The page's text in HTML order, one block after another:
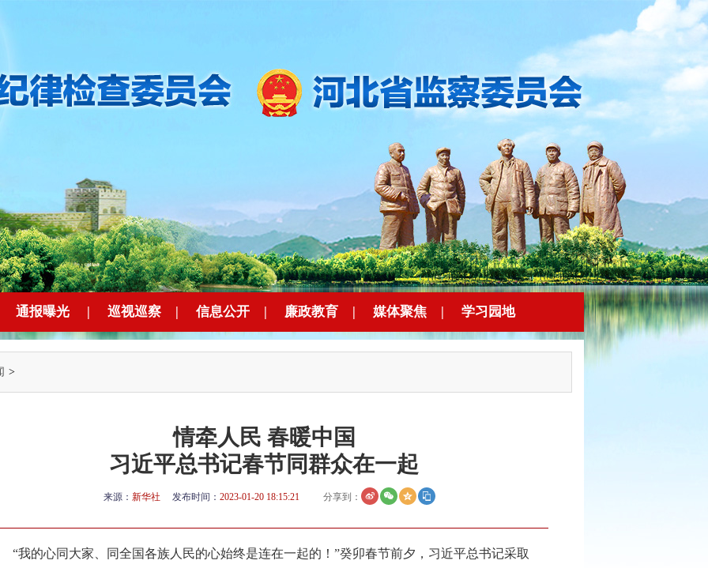
通报曝光 | 巡视巡察 | 信息公开 | 廉政教育 | 媒体聚焦 | 学习园地
>
情牵人民 春暖中国
习近平总书记春节同群众在一起
来源： 新华社 发布时间： 2023-01-20 18:15:21 分享到：
“我的心同大家、同全国各族人民的心始终是连在一起的！”癸卯春节前夕，习近平总书记采取